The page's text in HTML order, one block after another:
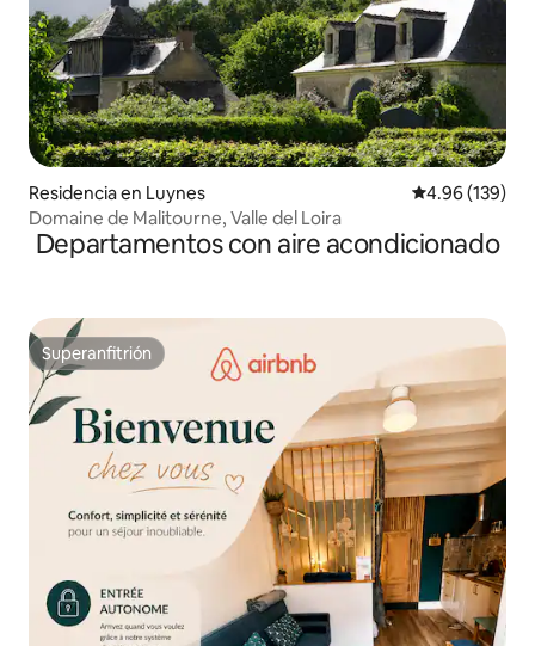
Residencia en Luynes Calificación
4.96 (139)
Domaine de Malitourne, Valle del Loira
Departamentos con aire acondicionado
Superanfitrión
Superanfitrión